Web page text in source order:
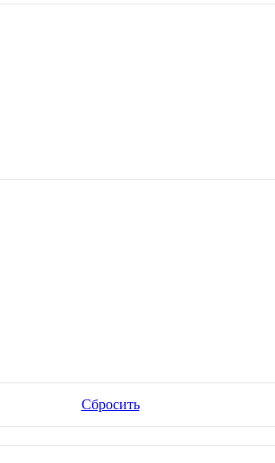
Сбросить